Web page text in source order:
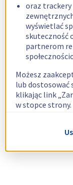
oraz trackery
wyświetlać
skuteczność
partnerom
Możesz
lub dostosować
klikając link
w stopce strony.
Więcej
dotyczącej